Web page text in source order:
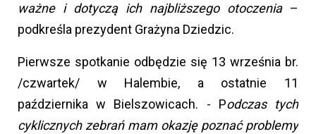
ważne i dotyczą ich najbliższego otoczenia–
podkreśla prezydent Grażyna Dziedzic.
Pierwsze spotkanie odbędzie się 13 września br.
/czwartek/ w Halembie, a ostatnie 11
października w Bielszowicach. - Podczas tych
cyklicznych zebrań mam okazję poznać problemy